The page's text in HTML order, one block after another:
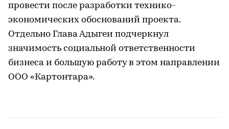
провести после разработки технико-
экономических обоснований проекта.
Отдельно Глава Адыгеи подчеркнул
значимость социальной ответственности
бизнеса и большую работу в этом направлении
ООО «Картонтара».